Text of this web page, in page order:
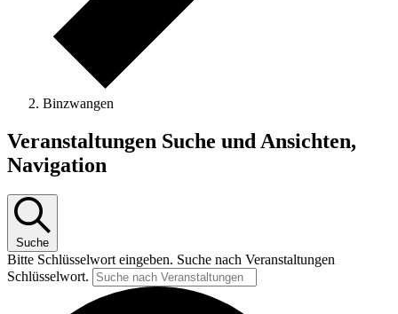
Binzwangen
Veranstaltungen
Veranstaltungen Suche und Ansichten,
Navigation
Suche
Bitte Schlüsselwort eingeben. Suche nach Veranstaltungen
Schlüsselwort.